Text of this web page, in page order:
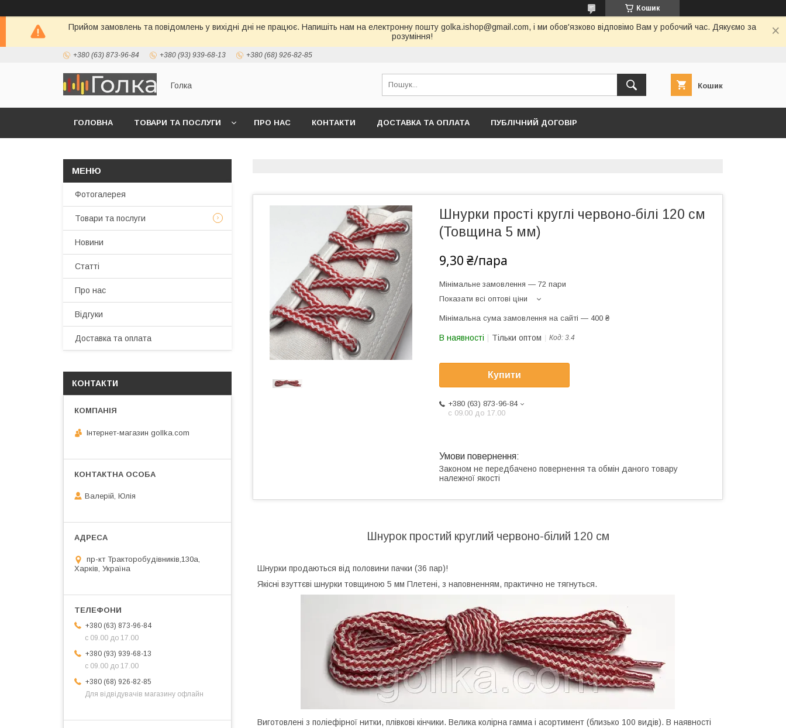
Кошик
Прийом замовлень та повідомлень у вихідні дні не працює. Напишіть нам на електронну пошту golka.ishop@gmail.com, і ми обов'язково відповімо Вам у робочий час. Дякуємо за
розуміння!
+380 (63) 873-96-84 +380 (93) 939-68-13 +380 (68) 926-82-85
Голка Кошик
ГОЛОВНА ТОВАРИ ТА ПОСЛУГИ ПРО НАС КОНТАКТИ ДОСТАВКА ТА ОПЛАТА ПУБЛІЧНИЙ ДОГОВІР
Шнурки прості круглі червоно-білі 120 см
(Товщина 5 мм)
9,30 ₴/пара
Мінімальне замовлення — 72 пари
Показати всі оптові ціни
Мінімальна сума замовлення на сайті — 400 ₴
В наявності Тільки оптом Код: 3.4
Купити
+380 (63) 873-96-84
с 09.00 до 17.00
Законом не передбачено повернення та обмін даного товару
належної якості
Шнурок простий круглий червоно-білий 120 см
Шнурки продаються від половини пачки (36 пар)!
Якісні взуттєві шнурки товщиною 5 мм Плетені, з наповненням, практично не тягнуться.
Виготовлені з поліефірної нитки, плівкові кінчики. Велика колірна гамма і асортимент (близько 100 видів). В наявності
Фотогалерея
Товари та послуги
Новини
Статті
Про нас
Відгуки
Доставка та оплата
КОНТАКТИ
Інтернет-магазин gollka.com
Валерій, Юлія
пр-кт Тракторобудівників,130а,
Харків, Україна
+380 (63) 873-96-84
с 09.00 до 17.00
+380 (93) 939-68-13
с 09.00 до 17.00
+380 (68) 926-82-85
Для відвідувачів магазину офлайн